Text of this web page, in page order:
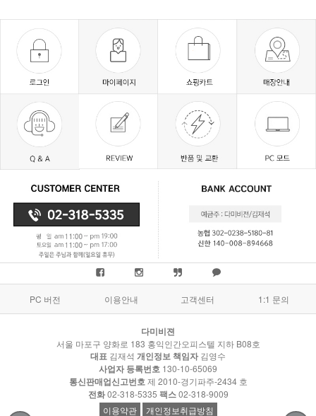
PC 버전 이용안내 고객센터 1:1 문의
다미비젼
서울 마포구 양화로 183 홍익인간오피스텔 지하 B08호
대표 김재석 개인정보 책임자 김영수
사업자 등록번호 130-10-65069
통신판매업신고번호 제 2010-경기파주-2434 호
전화02-318-5335 팩스02-318-9009
이용약관
개인정보취급방침